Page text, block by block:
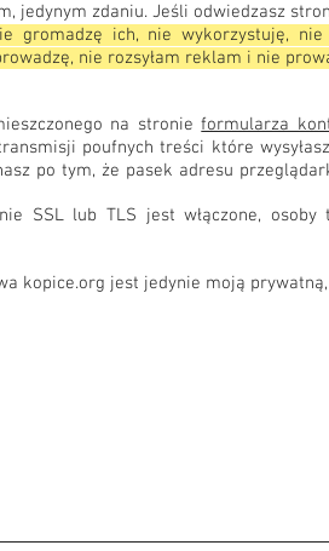
jedynym zdaniu. Jeśli odwiedzasz
gromadzę ich, nie wykorzystuję,
nie rozsyłam reklam i nie
na stronieformularza
poufnych treści które
po tym, że pasek adresu
SSL lub TLS jest włączone,
kopice.org jest jedynie moją